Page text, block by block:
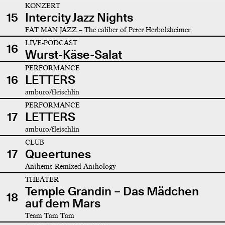
15
KONZERT
Intercity Jazz Nights
FAT MAN JAZZ – The caliber of Peter Herbolzheimer
16 LIVE-PODCAST
Wurst-Käse-Salat
16
PERFORMANCE
LETTERS
amburo/fleischlin
17
PERFORMANCE
LETTERS
amburo/fleischlin
17
CLUB
Queertunes
Anthems Remixed Anthology
18
THEATER
Temple Grandin – Das Mädchen
auf dem Mars
Team Tam Tam